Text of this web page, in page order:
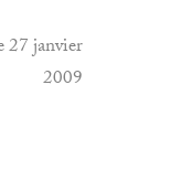
27 janvier
2009